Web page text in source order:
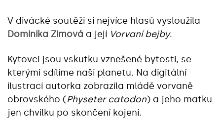
V divácké soutěži si nejvíce hlasů vysloužila
Dominika Zimová a její Vorvaní bejby.
Kytovci jsou vskutku vznešené bytosti, se
kterými sdílíme naši planetu. Na digitální
ilustraci autorka zobrazila mládě vorvaně
obrovského (Physeter catodon) a jeho matku
jen chvilku po skončení kojení.